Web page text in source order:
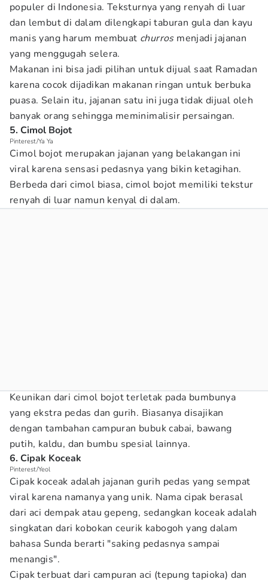
populer di Indonesia. Teksturnya yang renyah di luar
dan lembut di dalam dilengkapi taburan gula dan kayu
manis yang harum membuat churrosmenjadi jajanan
yang menggugah selera.
Makanan ini bisa jadi pilihan untuk dijual saat Ramadan
karena cocok dijadikan makanan ringan untuk berbuka
puasa. Selain itu, jajanan satu ini juga tidak dijual oleh
banyak orang sehingga meminimalisir persaingan.
5. Cimol Bojot
Pinterest/Ya Ya
Cimol bojot merupakan jajanan yang belakangan ini
viral karena sensasi pedasnya yang bikin ketagihan.
Berbeda dari cimol biasa, cimol bojot memiliki tekstur
renyah di luar namun kenyal di dalam.
Keunikan dari cimol bojot terletak pada bumbunya
yang ekstra pedas dan gurih. Biasanya disajikan
dengan tambahan campuran bubuk cabai, bawang
putih, kaldu, dan bumbu spesial lainnya.
6. Cipak Koceak
Pinterest/Yeol
Cipak koceak adalah jajanan gurih pedas yang sempat
viral karena namanya yang unik. Nama cipak berasal
dari aci dempak atau gepeng, sedangkan koceak adalah
singkatan dari kobokan ceurik kabogoh yang dalam
bahasa Sunda berarti "saking pedasnya sampai
menangis".
Cipak terbuat dari campuran aci (tepung tapioka) dan